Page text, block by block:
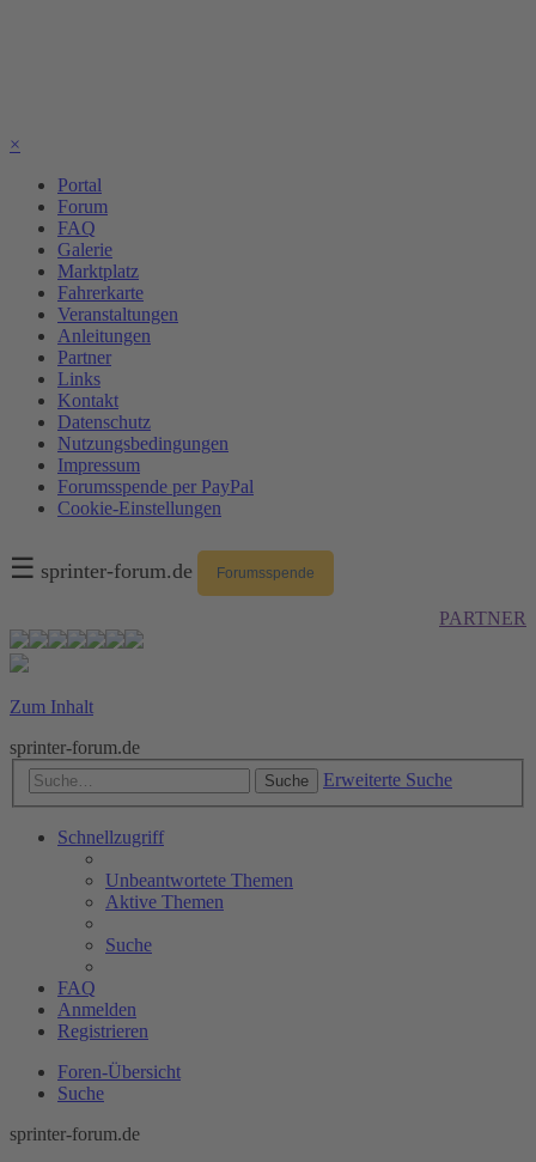
×
Portal
Forum
FAQ
Galerie
Marktplatz
Fahrerkarte
Veranstaltungen
Anleitungen
Partner
Links
Kontakt
Datenschutz
Nutzungsbedingungen
Impressum
Forumsspende per PayPal
Cookie-Einstellungen
☰ sprinter-forum.de Forumsspende
PARTNER
Zum Inhalt
sprinter-forum.de
Suche Erweiterte Suche
Schnellzugriff
Unbeantwortete Themen
Aktive Themen
Suche
FAQ
Anmelden
Registrieren
Foren-Übersicht
Suche
sprinter-forum.de